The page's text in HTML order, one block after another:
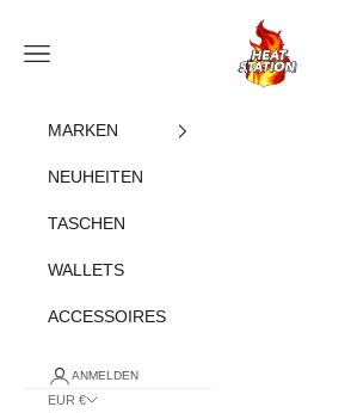
heatstation
Navigationsmenü öffnen
MARKEN
NEUHEITEN
TASCHEN
WALLETS
ACCESSOIRES
ANMELDEN
EUR €